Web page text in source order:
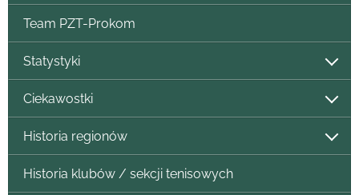
Team PZT-Prokom
Statystyki
Ciekawostki
Historia regionów
Historia klubów / sekcji tenisowych